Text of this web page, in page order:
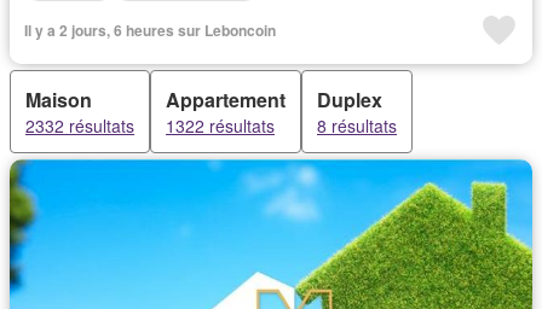
Il y a 2 jours, 6 heures sur Leboncoin
Maison
2332 résultats
Appartement
1322 résultats
Duplex
8 résultats